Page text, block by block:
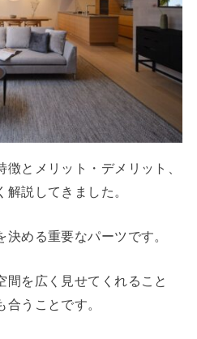
とメリット・デメリット、
説してきました。
める重要なパーツです。
間を広く見せてくれること
うことです。